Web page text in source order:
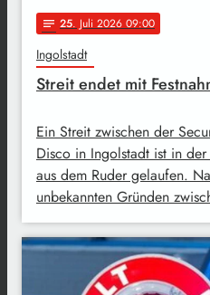
notes 25. Juli 2026 09:00
Ingolstadt
Streit endet mit
Ein Streit zwischen der
Disco in Ingolstadt ist in
aus dem Ruder gelaufen.
unbekannten Gründen